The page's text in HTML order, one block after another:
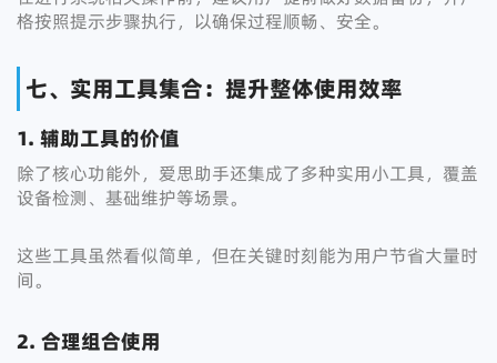
格按照提示步骤执行，以确保过程顺畅、安全。
七、实用工具集合：提升整体使用效率
1. 辅助工具的价值
除了核心功能外，爱思助手还集成了多种实用小工具，覆盖
设备检测、基础维护等场景。
这些工具虽然看似简单，但在关键时刻能为用户节省大量时
间。
2. 合理组合使用